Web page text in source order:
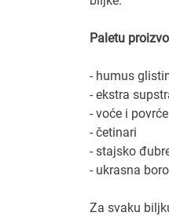
Paletu
- humus
- ekstra
- voće i povrće
- četinari
- stajsko
- ukrasna
Za svaku